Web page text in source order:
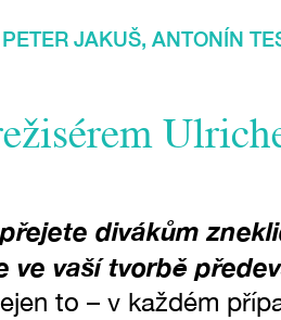
PETER JAKUŠ, ANTONÍN
divákům
ve vaší tvorbě
to – v každém